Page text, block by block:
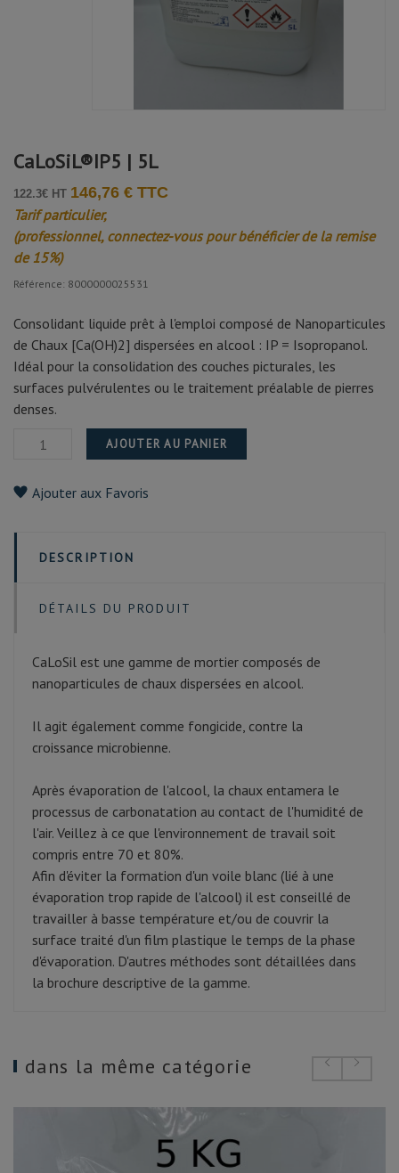
CaLoSiL®IP5 | 5L
122.3€ HT 146,76 € TTC
Tarif particulier,
(professionnel, connectez-vous pour bénéficier de la remise
de 15%)
Référence: 8000000025531
Consolidant liquide prêt à l'emploi composé de Nanoparticules
de Chaux [Ca(OH)2] dispersées en alcool : IP = Isopropanol.
Idéal pour la consolidation des couches picturales, les
surfaces pulvérulentes ou le traitement préalable de pierres
denses.
AJOUTER AU PANIER
Ajouter aux Favoris
DESCRIPTION
DÉTAILS DU PRODUIT
CaLoSil est une gamme de mortier composés de
nanoparticules de chaux dispersées en alcool.
Il agit également comme fongicide, contre la
croissance microbienne.
Après évaporation de l'alcool, la chaux entamera le
processus de carbonatation au contact de l'humidité de
l'air. Veillez à ce que l'environnement de travail soit
compris entre 70 et 80%.
Afin d'éviter la formation d'un voile blanc (lié à une
évaporation trop rapide de l'alcool) il est conseillé de
travailler à basse température et/ou de couvrir la
surface traité d'un film plastique le temps de la phase
d'évaporation. D'autres méthodes sont détaillées dans
la brochure descriptive de la gamme.
dans la même catégorie